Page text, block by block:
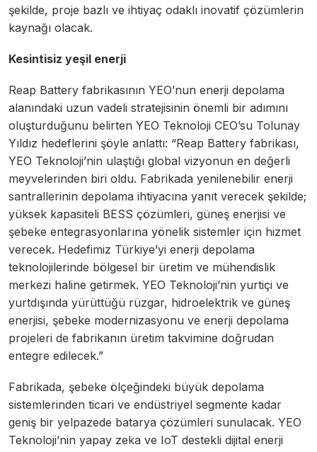
şekilde, proje bazlı ve ihtiyaç odaklı inovatif çözümlerin
kaynağı olacak.
Kesintisiz yeşil enerji
Reap Battery fabrikasının YEO’nun enerji depolama
alanındaki uzun vadeli stratejisinin önemli bir adımını
oluşturduğunu belirten YEO Teknoloji CEO’su Tolunay
Yıldız hedeflerini şöyle anlattı: “Reap Battery fabrikası,
YEO Teknoloji’nin ulaştığı global vizyonun en değerli
meyvelerinden biri oldu. Fabrikada yenilenebilir enerji
santrallerinin depolama ihtiyacına yanıt verecek şekilde;
yüksek kapasiteli BESS çözümleri, güneş enerjisi ve
şebeke entegrasyonlarına yönelik sistemler için hizmet
verecek. Hedefimiz Türkiye’yi enerji depolama
teknolojilerinde bölgesel bir üretim ve mühendislik
merkezi haline getirmek. YEO Teknoloji’nin yurtiçi ve
yurtdışında yürüttüğü rüzgar, hidroelektrik ve güneş
enerjisi, şebeke modernizasyonu ve enerji depolama
projeleri de fabrikanın üretim takvimine doğrudan
entegre edilecek.”
Fabrikada, şebeke ölçeğindeki büyük depolama
sistemlerinden ticari ve endüstriyel segmente kadar
geniş bir yelpazede batarya çözümleri sunulacak. YEO
Teknoloji’nin yapay zeka ve IoT destekli dijital enerji